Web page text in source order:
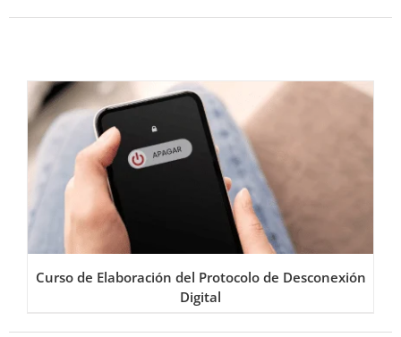
Curso de Elaboración del Protocolo de Desconexión
Digital